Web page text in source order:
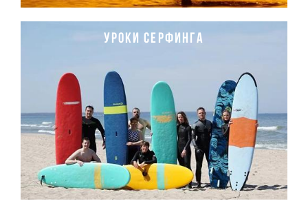
Уроки серфинга